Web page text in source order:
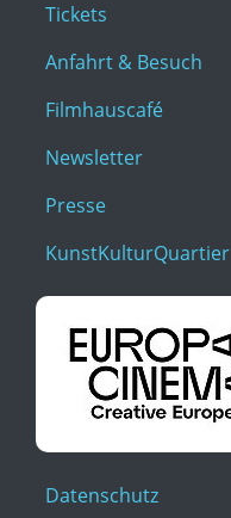
Tickets
Anfahrt & Besuch
Filmhauscafé
Newsletter
Presse
KunstKulturQuartier
Datenschutz